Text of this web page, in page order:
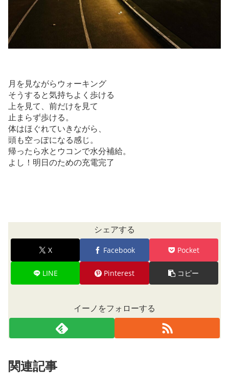
月を見ながらウォーキング
そうすると気持ちよく歩ける
上を見て、前だけを見て
止まらず歩ける。
体はほぐれていきながら、
頭も空っぽになる感じ。
帰ったら水とウコンで水分補給。
よし！明日のための充電完了
シェアする
X Facebook Pocket
LINE Pinterest コピー
イーノをフォローする
関連記事